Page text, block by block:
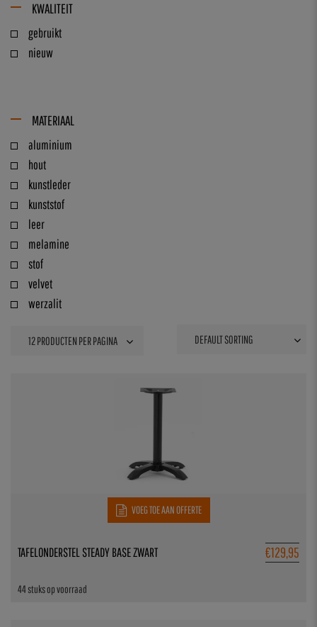
KWALITEIT
gebruikt
nieuw
MATERIAAL
aluminium
hout
kunstleder
kunststof
leer
melamine
stof
velvet
werzalit
VOEG TOE AAN OFFERTE
€129,95
44 stuks op voorraad
TAFELONDERSTEL STEADY BASE ZWART